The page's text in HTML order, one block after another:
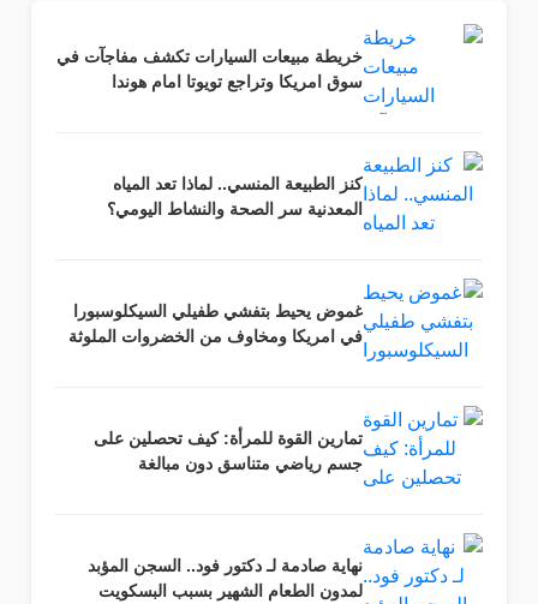
خريطة مبيعات السيارات تكشف مفاجآت في
سوق امريكا وتراجع تويوتا امام هوندا
كنز الطبيعة المنسي.. لماذا تعد المياه
المعدنية سر الصحة والنشاط اليومي؟
غموض يحيط بتفشي طفيلي السيكلوسبورا
في امريكا ومخاوف من الخضروات الملوثة
تمارين القوة للمرأة: كيف تحصلين على
جسم رياضي متناسق دون مبالغة
نهاية صادمة لـ دكتور فود.. السجن المؤبد
لمدون الطعام الشهير بسبب البسكويت